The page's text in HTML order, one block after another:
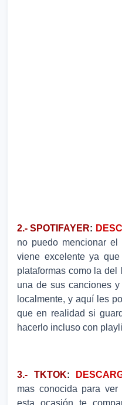
2.- SPOTIFAYER:
no puedo mencionar
viene excelente ya
plataformas como la
una de sus canciones
localmente, y aquí les
que en realidad si
hacerlo incluso con
3.- TKTOK:
mas conocida para